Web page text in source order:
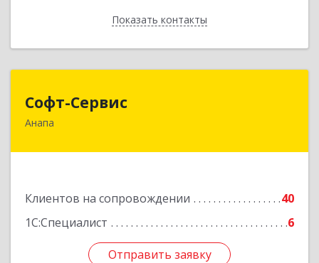
Показать контакты
Назад
Софт-Сервис
Анапа
Клиентов на сопровождении
40
1С:Специалист
6
Отправить заявку
353440, Краснодарский край, Анапский р-н,
Отправить заявку